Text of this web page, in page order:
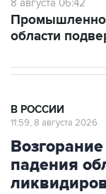
8 августа 06:42
области
В РОССИИ
11:59, 8 августа 2026
падения